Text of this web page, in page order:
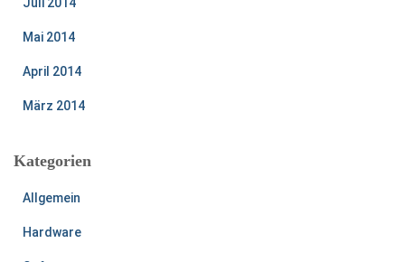
Mai 2014
April 2014
März 2014
Kategorien
Allgemein
Hardware